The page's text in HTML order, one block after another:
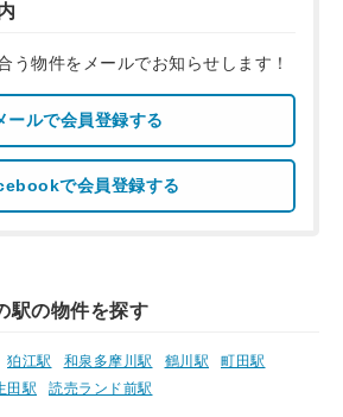
う物件をメールでお知らせします！
ールで会員登録する
で会員登録する
駅の物件を探す
狛江駅 和泉多摩川駅 鶴川駅
町田駅
田駅 読売ランド前駅